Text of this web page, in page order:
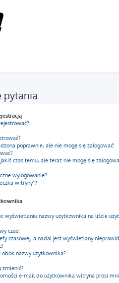
pytania
poprawnie, ale nie mogę się zalogować!
czas temu, ale teraz nie mogę się
wylogowanie?
witryny”?
wyświetlaniu nazwy użytkownika na liście
czas!
czasowej, a nadal jest wyświetlany
nazwy użytkownika?
zmienić?
e-mail do użytkownika witryna prosi